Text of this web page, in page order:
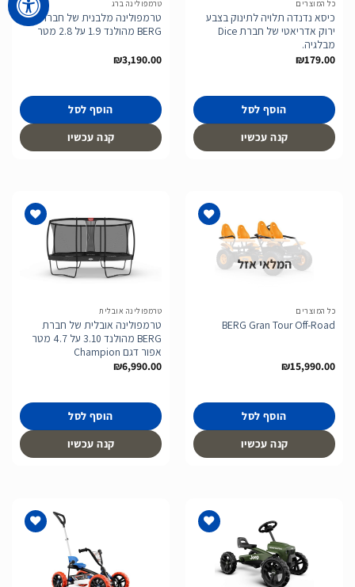
כל המוצרים
כיסא נדנדה תלויה לתינוק בצבע
ירוק אדריאטי של חברת Dice
מבלגיה.
₪179.00
הוסף לסל
קנה עכשיו
טרמפולינה ברג
טרמפולינה מלבנית של חברת
BERG מהולנד 1.9 על 2.8 מטר
₪3,190.00
הוסף לסל
קנה עכשיו
המלאי אזל
כל המוצרים
BERG Gran Tour Off-Road
₪15,990.00
הוסף לסל
קנה עכשיו
טרמפולינה אובלית
טרמפולינה אובלית של חברת
BERG מהולנד 3.10 על 4.7 מטר
אפור דגם Champion
₪6,990.00
הוסף לסל
קנה עכשיו